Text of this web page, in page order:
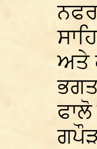
ਅਤੇ
ਫਾਲੋ